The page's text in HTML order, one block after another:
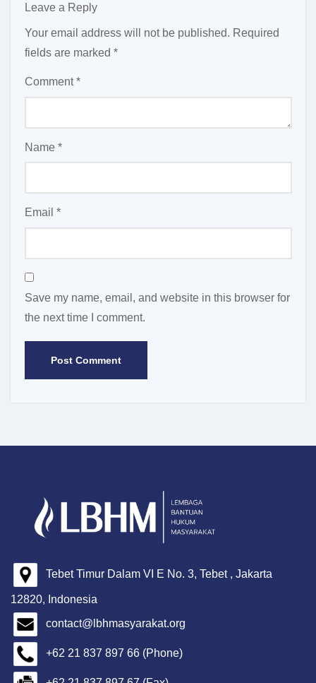
Leave a Reply
Your email address will not be published. Required
fields are marked *
Comment*
Name *
Email *
Save my name, email, and website in this browser for
the next time I comment.
Tebet Timur Dalam VI E No. 3, Tebet , Jakarta
12820, Indonesia
contact@lbhmasyarakat.org
+62 21 837 897 66 (Phone)